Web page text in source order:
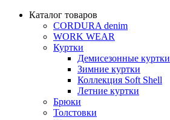
Каталог товаров
CORDURA denim
WORK WEAR
Куртки
Демисезонные куртки
Зимние куртки
Коллекция Soft Shell
Летние куртки
Брюки
Толстовки